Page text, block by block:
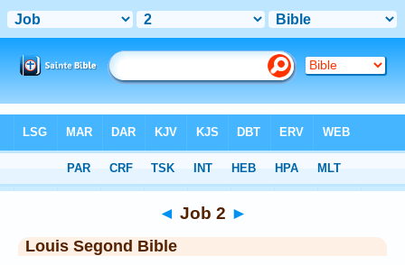
◄ Job 2 ►
Louis Segond Bible